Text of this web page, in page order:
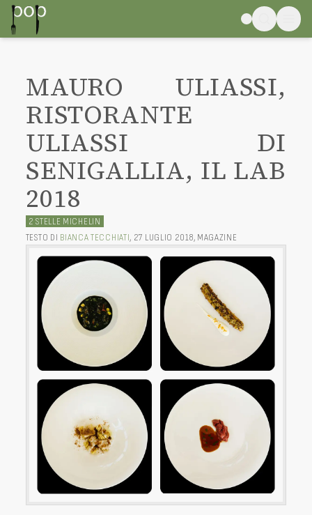
MAURO ULIASSI,
RISTORANTE
ULIASSI DI
SENIGALLIA, IL LAB
2018
2 STELLE MICHELIN
TESTO DI BIANCA TECCHIATI, 27 LUGLIO 2018, MAGAZINE